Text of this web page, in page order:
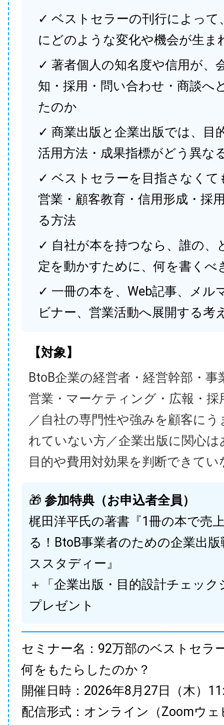
✓ ベストセラーの刊行によって
にどのような変化や機会が生ま
✓ 著者個人の知名度や信用が、
知・採用・問い合わせ・商談へ
たのか
✓ 商業出版と企業出版では、目
活用方法・成果指標がどう異な
✓ ベストセラーを目指さなくて
営業・顧客教育・信用形成・採
る方法
✓ 自社が本を持つなら、誰の、
定を動かすために、何を書くべ
✓ 一冊の本を、Web記事、メル
ビナー、営業活動へ展開する考
【対象】
BtoB企業の経営者・経営幹部・事
営業・マーケティング・広報・採
／自社の専門性や強みを顧客に
れていない方／企業出版に関心
目的や費用対効果を判断できてい
🎁 参加特典（お申込者全員）
梶田洋平氏の著書『1冊の本で売
る！BtoB事業者のための企業出
ススタディー』
＋「企業出版・目的設計チェック
プレゼント
セミナー名：92万部のベストセラ
何をもたらしたのか？
開催日時：2026年8月27日（木）
配信形式：オンライン（Zoomウェ